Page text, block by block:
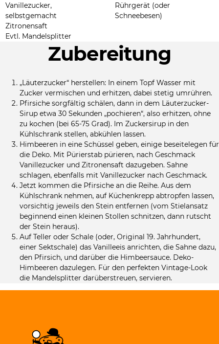
Vanillezucker,
selbstgemacht
Zitronensaft
Evtl. Mandelsplitter
Rührgerät (oder
Schneebesen)
Zubereitung
„Läuterzucker“ herstellen: In einem Topf Wasser mit
Zucker vermischen und erhitzen, dabei stetig umrühren.
Pfirsiche sorgfältig schälen, dann in dem Läuterzucker-
Sirup etwa 30 Sekunden „pochieren“, also erhitzen, ohne
zu kochen (bei 65-75 Grad). Im Zuckersirup in den
Kühlschrank stellen, abkühlen lassen.
Himbeeren in eine Schüssel geben, einige beseitelegen für
die Deko. Mit Pürierstab pürieren, nach Geschmack
Vanillezucker und Zitronensaft dazugeben. Sahne
schlagen, ebenfalls mit Vanillezucker nach Geschmack.
Jetzt kommen die Pfirsiche an die Reihe. Aus dem
Kühlschrank nehmen, auf Küchenkrepp abtropfen lassen,
vorsichtig jeweils den Stein entfernen (vom Stielansatz
beginnend einen kleinen Stollen schnitzen, dann rutscht
der Stein heraus).
Auf Teller oder Schale (oder, Original 19. Jahrhundert,
einer Sektschale) das Vanilleeis anrichten, die Sahne dazu,
den Pfirsich, und darüber die Himbeersauce. Deko-
Himbeeren dazulegen. Für den perfekten Vintage-Look
die Mandelsplitter darüberstreuen, servieren.